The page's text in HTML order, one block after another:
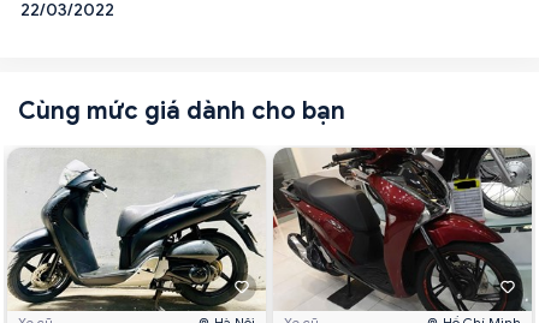
22/03/2022
Cùng mức giá dành cho bạn